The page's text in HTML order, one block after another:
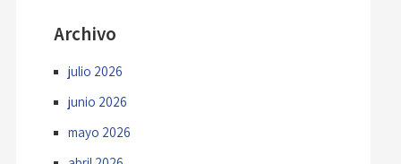
Archivo
julio 2026
junio 2026
mayo 2026